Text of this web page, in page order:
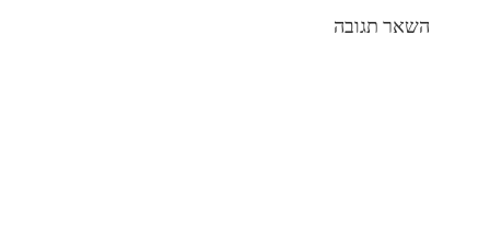
השאר תגובה